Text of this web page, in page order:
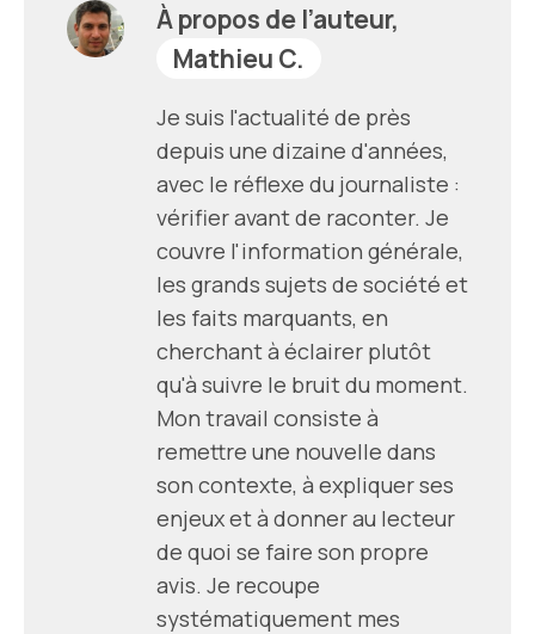
À propos de l’auteur,
Mathieu C.
Je suis l'actualité de près
depuis une dizaine d'années,
avec le réflexe du journaliste :
vérifier avant de raconter. Je
couvre l'information générale,
les grands sujets de société et
les faits marquants, en
cherchant à éclairer plutôt
qu'à suivre le bruit du moment.
Mon travail consiste à
remettre une nouvelle dans
son contexte, à expliquer ses
enjeux et à donner au lecteur
de quoi se faire son propre
avis. Je recoupe
systématiquement mes